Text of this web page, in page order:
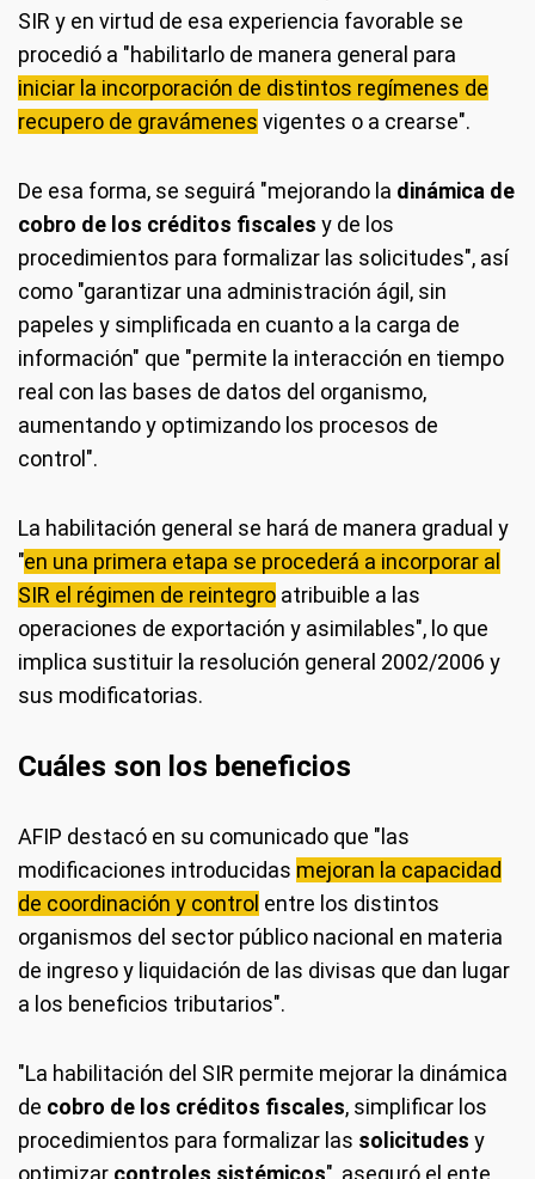
SIR y en virtud de esa experiencia favorable se
procedió a "habilitarlo de manera general para
iniciar la incorporación de distintos regímenes de
recupero de gravámenes vigentes o a crearse".
De esa forma, se seguirá "mejorando la dinámica de
cobro de los créditos fiscales y de los
procedimientos para formalizar las solicitudes", así
como "garantizar una administración ágil, sin
papeles y simplificada en cuanto a la carga de
información" que "permite la interacción en tiempo
real con las bases de datos del organismo,
aumentando y optimizando los procesos de
control".
La habilitación general se hará de manera gradual y
"en una primera etapa se procederá a incorporar al
SIR el régimen de reintegro atribuible a las
operaciones de exportación y asimilables", lo que
implica sustituir la resolución general 2002/2006 y
sus modificatorias.
Cuáles son los beneficios
AFIP destacó en su comunicado que "las
modificaciones introducidas mejoran la capacidad
de coordinación y control entre los distintos
organismos del sector público nacional en materia
de ingreso y liquidación de las divisas que dan lugar
a los beneficios tributarios".
"La habilitación del SIR permite mejorar la dinámica
de cobro de los créditos fiscales, simplificar los
procedimientos para formalizar las solicitudes y
optimizar controles sistémicos", aseguró el ente